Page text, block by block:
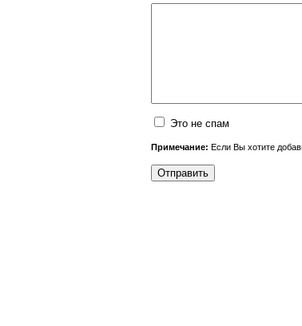
Это не спам
Примечание: Если Вы хотите